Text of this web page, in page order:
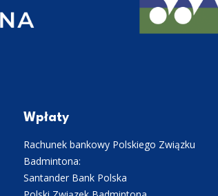
Wpłaty
Rachunek bankowy Polskiego Związku
Badmintona:
Santander Bank Polska